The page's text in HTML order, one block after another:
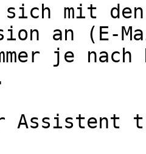
sich mit
an (E-
je
Assistent